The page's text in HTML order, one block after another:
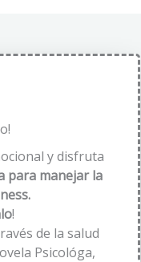
y disfruta
para manejar la
!
de la salud
Psicológa,